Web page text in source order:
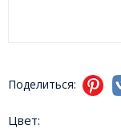
Поделиться:
Цвет: